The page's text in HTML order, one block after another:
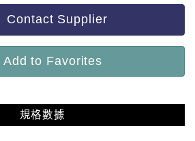
Contact Supplier
Add to Favorites
規格數據